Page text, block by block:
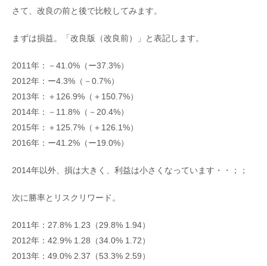
さて、改良の前と後で比較してみます。
まずは損益。「改良版（改良前）」と表記します。
2011年：－41.0%（ー37.3%）
2012年：ー4.3%（－0.7%）
2013年：＋126.9%（＋150.7%）
2014年：－11.8%（－20.4%）
2015年：＋125.7%（＋126.1%）
2016年：ー41.2%（ー19.0%）
2014年以外、損は大きく、利益は小さくなっています・・；；
次に勝率とリスクリワード。
2011年：27.8% 1.23（29.8% 1.94）
2012年：42.9% 1.28（34.0% 1.72）
2013年：49.0% 2.37（53.3% 2.59）